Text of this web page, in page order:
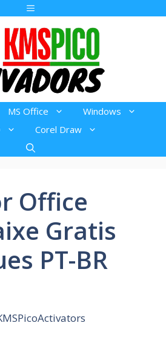
Menu
MS Office
Windows
Corel Draw
Office
Gratis
PT-BR